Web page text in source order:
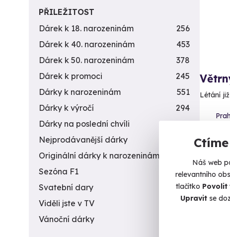
Náš web
relevantního
tlačítko Povolit
Upravitse
Létání
1
PŘILEŽITOST
Dárek k 18. narozeninám
256
Dárek k 40. narozeninám
453
Dárek k 50. narozeninám
378
Dárek k promoci
245
Dárky k narozeninám
551
Dárky k výročí
294
Dárky na poslední chvíli
450
Nejprodávanější dárky
Originální dárky k narozeninám
Sezóna F1
4
Svatební dary
196
Viděli jste v TV
31
Vánoční dárky